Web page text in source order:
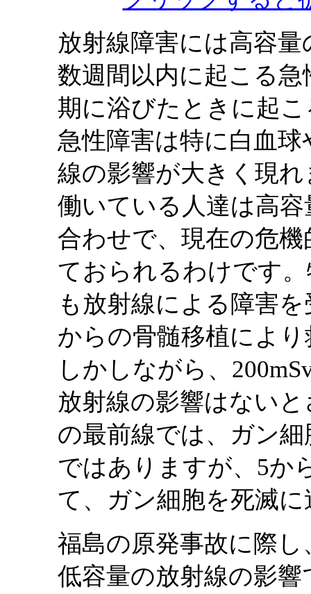
放射線障害には高容
数週間以内に起こる
期に浴びたときに起
急性障害は特に白血
線の影響が大きく現
働いている人達は高
合わせで、現在の危
ておられるわけです
も放射線による障害
からの骨髄移植によ
しかしながら、
放射線の影響はない
の最前線では、ガン
ではありますが、5か
て、ガン細胞を死滅
福島の原発事故に際
低容量の放射線の影